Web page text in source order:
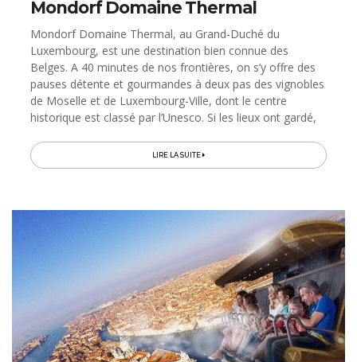
Mondorf Domaine Thermal
Mondorf Domaine Thermal, au Grand-Duché du
Luxembourg, est une destination bien connue des
Belges. A 40 minutes de nos frontières, on s’y offre des
pauses détente et gourmandes à deux pas des vignobles
de Moselle et de Luxembourg-Ville, dont le centre
historique est classé par l’Unesco. Si les lieux ont gardé,
thermales n’ont plus rien à voir avec ce que connut, en
son temps, Victor Hugo. Les chambres du Mondorf Parc
LIRE LA SUITE